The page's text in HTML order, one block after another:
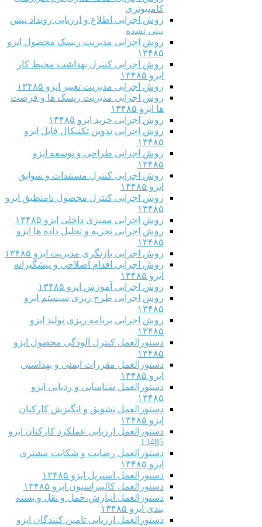
کامپیوتری
روش اجرایی اطلاع و ارزیابی رویداد پیش
بینی نشده
روش اجرایی مدیریت ریسک محصول ایزو
۱۳۴۸۵
روش اجرایی کنترل بهداشت محیط کار
ایزو ۱۳۴۸۵
روش اجرایی مدیریت تغییر ایزو ۱۳۴۸۵
روش اجرایی مدیریت ریسک ها و فرصت
ها ایزو ۱۳۴۸۵
روش اجرایی خرید ایزو ۱۳۴۸۵
روش اجرایی تدوین تکنیکال فایل ایزو
۱۳۴۸۵
روش اجرایی طراحی و توسعه ایزو
۱۳۴۸۵
روش اجرایی کنترل مستندات و سوابق
ایزو ۱۳۴۸۵
روش اجرایی کنترل محصول نامنطبق ایزو
۱۳۴۸۵
روش اجرایی ممیزی داخلی ایزو ۱۳۴۸۵
روش اجرایی تجزیه و تحلیل داده ها ایزو
۱۳۴۸۵
روش اجرایی بازنگری مدیریت ایزو ۱۳۴۸۵
روش اجرایی اقدام اصلاحی و پیشگیرانه
ایزو ۱۳۴۸۵
روش اجرایی آموزش ایزو ۱۳۴۸۵
روش اجرایی طرح ریزی سیستم ایزو
۱۳۴۸۵
روش اجرایی برنامه ریزی تولید ایزو
۱۳۴۸۵
دستورالعمل کنترل آلودگی محصول ایزو
۱۳۴۸۵
دستورالعمل مقررات ایمنی و بهداشتی
ایزو ۱۳۴۸۵
دستورالعمل شناسایی و ردیابی ایزو
۱۳۴۸۵
دستورالعمل تشویق و انگیزش کارکنان
ایزو ۱۳۴۸۵
دستورالعمل ارزیابی عملکرد کارکنان ایزو
13485
دستورالعمل رضایت و شکایت مشتری
ایزو ۱۳۴۸۵
دستورالعمل استریل ایزو ۱۳۴۸۵
دستورالعمل کالیبراسیون ایزو ۱۳۴۸۵
دستورالعمل انبارش،حمل و نقل و بسته
بندی ایزو ۱۳۴۸۵
دستورالعمل ارزیابی تامین کنندگان ایزو